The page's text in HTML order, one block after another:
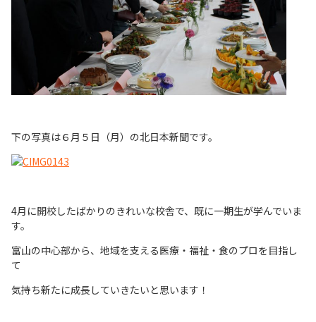
下の写真は６月５日（月）の北日本新聞です。
4月に開校したばかりのきれいな校舎で、既に一期生が学んでいま
す。
富山の中心部から、地域を支える医療・福祉・食のプロを目指し
て
気持ち新たに成長していきたいと思います！